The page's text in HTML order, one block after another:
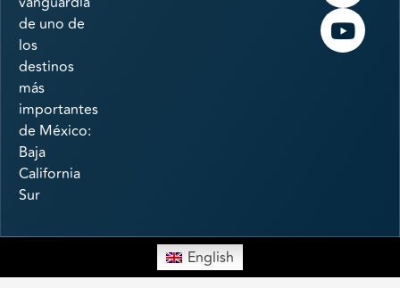
de uno de
los
destinos
más
importantes
de México:
Baja
California
Sur
English